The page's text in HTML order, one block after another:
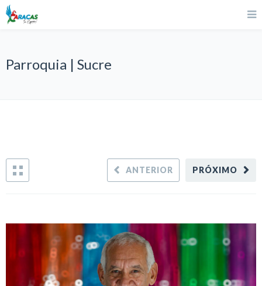
Parroquia | Sucre
PRÓXIMO
ANTERIOR